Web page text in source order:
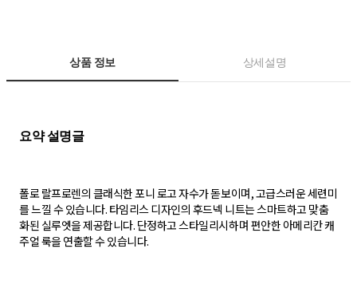
상품 정보 상세설명
요약 설명글
폴로 랄프로렌의 클래식한 포니 로고 자수가 돋보이며, 고급스러운 세련미
를 느낄 수 있습니다. 타임리스 디자인의 후드넥 니트는 스마트하고 맞춤
화된 실루엣을 제공합니다. 단정하고 스타일리시하며 편안한 아메리칸 캐
주얼 룩을 연출할 수 있습니다.